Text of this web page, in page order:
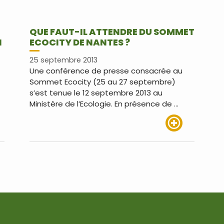
QUE FAUT-IL ATTENDRE DU SOMMET
ECOCITY DE NANTES ?
25 septembre 2013
Une conférence de presse consacrée au
Sommet Ecocity (25 au 27 septembre)
s’est tenue le 12 septembre 2013 au
Ministère de l’Ecologie. En présence de …